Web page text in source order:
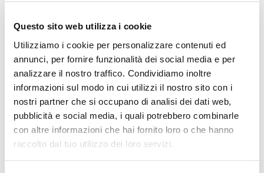
Questo sito web utilizza i cookie
Utilizziamo i cookie per personalizzare contenuti ed
annunci, per fornire funzionalità dei social media e per
analizzare il nostro traffico. Condividiamo inoltre
informazioni sul modo in cui utilizzi il nostro sito con i
nostri partner che si occupano di analisi dei dati web,
pubblicità e social media, i quali potrebbero combinarle
con altre informazioni che hai fornito loro o che hanno
raccolto dal tuo utilizzo dei loro servizi.